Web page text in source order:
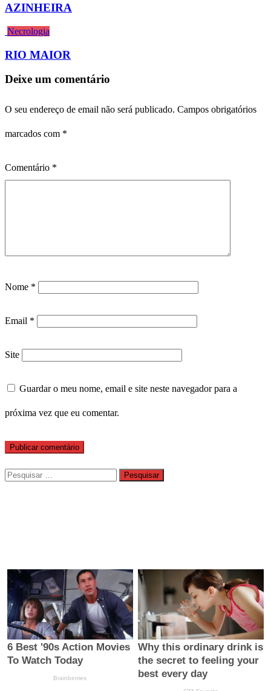
AZINHEIRA
Necrologia
RIO MAIOR
Deixe um comentário
O seu endereço de email não será publicado. Campos obrigatórios
marcados com *
Comentário *
Nome *
Email *
Site
Guardar o meu nome, email e site neste navegador para a
próxima vez que eu comentar.
Pesquisar
por: